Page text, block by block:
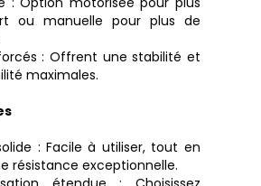
ou manuelle pour plus de
: Offrent une stabilité et
maximales.
: Facile à utiliser, tout en
résistance exceptionnelle.